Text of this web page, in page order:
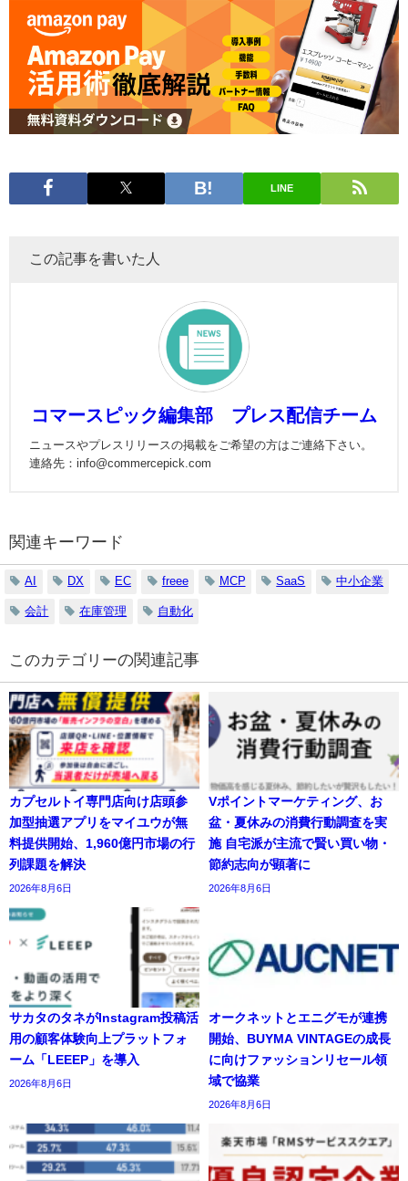
LINE
この記事を書いた人
コマースピック編集部 プレス配信チーム
ニュースやプレスリリースの掲載をご希望の方はご連絡下さい。
連絡先：info@commercepick.com
関連キーワード
AI DX EC freee MCP SaaS 中小企業
会計 在庫管理 自動化
の関連記事
カプセルトイ専門店向け店頭参
加型抽選アプリをマイユウが無
料提供開始、1,960億円市場の行
列課題を解決
2026年8月6日
Vポイントマーケティング、お
盆・夏休みの消費行動調査を実
施 自宅派が主流で賢い買い物・
節約志向が顕著に
2026年8月6日
サカタのタネがInstagram投稿活
用の顧客体験向上プラットフォ
ーム「LEEEP」を導入
2026年8月6日
オークネットとエニグモが連携
開始、BUYMA VINTAGEの成長
に向けファッションリセール領
域で協業
2026年8月6日